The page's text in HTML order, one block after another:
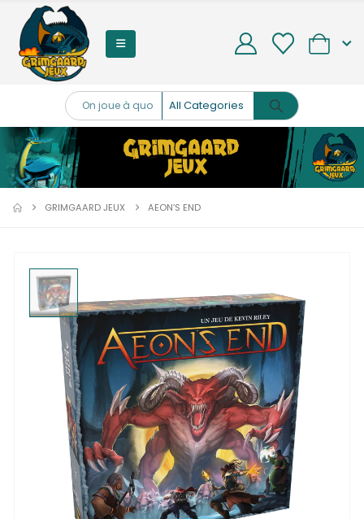
GRIMGAARD JEUX AEON’S END